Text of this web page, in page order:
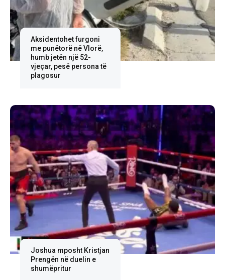
Aksidentohet furgoni
me punëtorë në Vlorë,
humb jetën një 52-
vjeçar, pesë persona të
plagosur
Joshua mposht Kristjan
Prengën në duelin e
shumëpritur